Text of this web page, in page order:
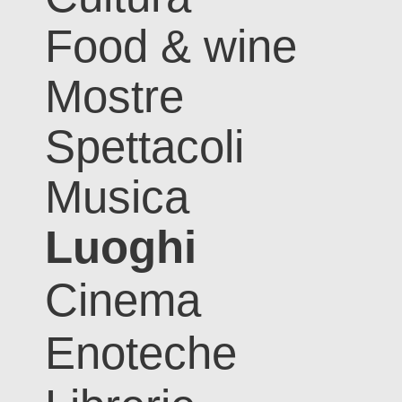
Food & wine
Mostre
Spettacoli
Musica
Luoghi
Cinema
Enoteche